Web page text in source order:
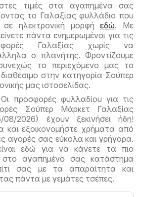
τιμές στα αγαπημένα σας
το Γαλαξίας φυλλάδιο που
ηλεκτρονική μορφήεδώ. Με
πάντα ενημερωμένοι για τις
Γαλαξίας χωρίς να
ο πλανήτης. Φροντίζουμε
το περιεχόμενο μας το
στην κατηγορία Σούπερ
μας ιστοσελίδας.
προσφορές φυλλαδίου για τις
Σούπερ Μάρκετ Γαλαξίας
2026) έχουν ξεκινήσει ήδη!
και εξοικονομήστε χρήματα από
αγορές σας εύκολα και γρήγορα.
εδώ για να κάνετε τα πιο
στο αγαπημένο σας κατάστημα
σας με τα απαραίτητα και
πάντα με γεμάτες τσέπες.